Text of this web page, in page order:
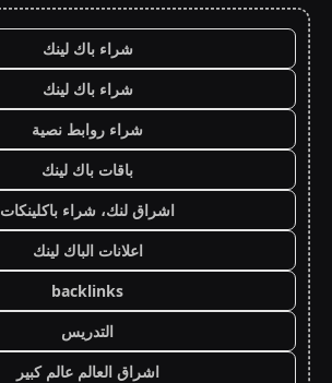
شراء باك لينك
شراء باك لينك
شراء روابط نصية
باقات باك لينك
اشراق لنك، شراء باكلينكات
اعلانات الباك لينك
backlinks
التدريس
اشراق العالم عالم كبير